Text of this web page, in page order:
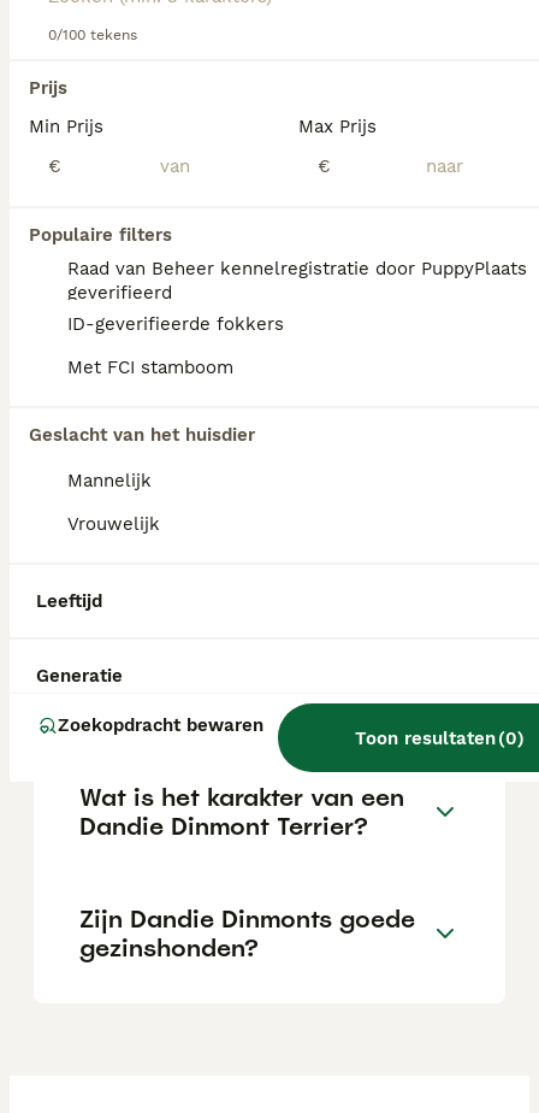
0/100 tekens
Prijs
Min Prijs
€
Max Prijs
€
Populaire filters
Raad van Beheer kennelregistratie door PuppyPlaats
geverifieerd
ID-geverifieerde fokkers
Met FCI stamboom
Geslacht van het huisdier
Mannelijk
Vrouwelijk
Leeftijd
Generatie
Zoekopdracht bewaren
Toon resultaten(0)
Lees onzeDandie Dinmont Terrier adviespagina
We hebben 0 Dandie Dinmont Terriër Pups te
Als je toekomstige resultaten wil zien voor deze
exacte zoekopdracht, sla dan je zoekopdracht op en
FAQ's
Dandie Dinmont Terriër?
De Dandie Dinmont Terriër heeft een
vastberaden, volhardend en onafhankelijk
karakter dat typisch is voor terriërs. Tegelijk
Wat is de prijs van een
Yorkshire Terriër pup?
Wat is het karakter van een
Dandie Dinmont Terrier?
Zijn Dandie Dinmonts goede
gezinshonden?